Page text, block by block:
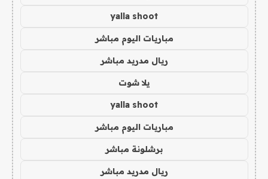
yalla shoot
مباريات اليوم مباشر
ريال مدريد مباشر
يلا شوت
yalla shoot
مباريات اليوم مباشر
برشلونة مباشر
ريال مدريد مباشر